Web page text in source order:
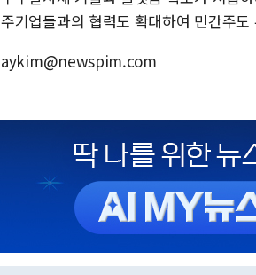
주기업들과의 협력도 확대하여 민간주
aykim@newspim.com